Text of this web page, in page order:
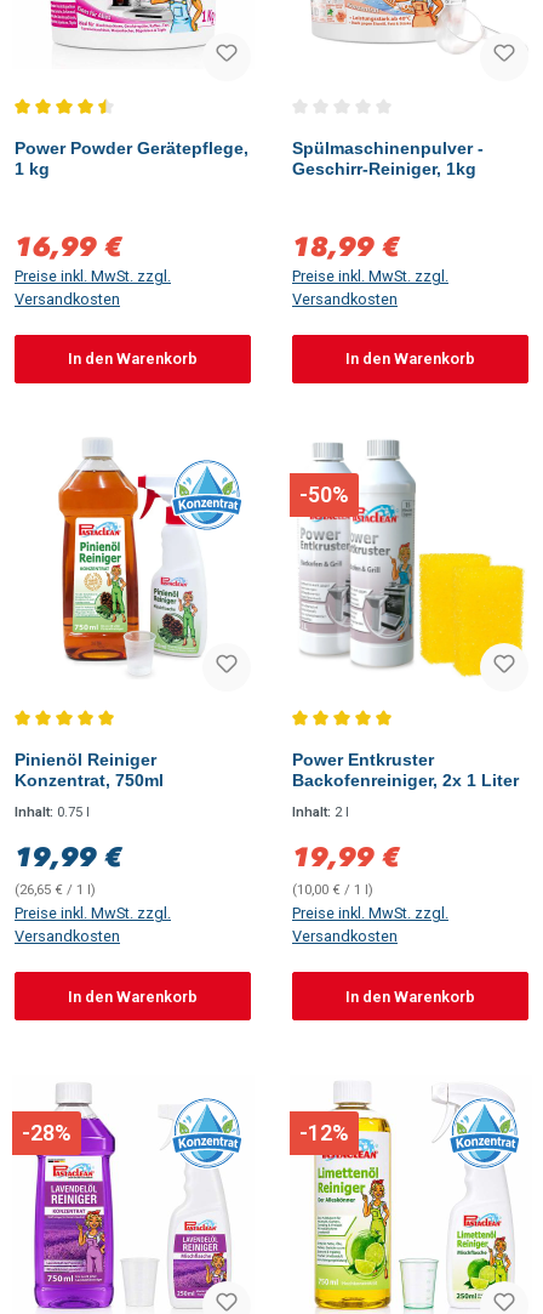
Power Powder Gerätepflege,
1 kg
Verkaufspreis:
16,99 €
Preise inkl. MwSt. zzgl.
Versandkosten
In den Warenkorb
Spülmaschinenpulver -
Geschirr-Reiniger, 1kg
Verkaufspreis:
18,99 €
Preise inkl. MwSt. zzgl.
Versandkosten
In den Warenkorb
Pinienöl Reiniger
Konzentrat, 750ml
Inhalt: 0.75 l
Regulärer Preis:
19,99 €
(26,65 € / 1 l)
Preise inkl. MwSt. zzgl.
Versandkosten
In den Warenkorb
-50%
Power Entkruster
Backofenreiniger, 2x 1 Liter
Inhalt: 2 l
Verkaufspreis:
19,99 €
(10,00 € / 1 l)
Preise inkl. MwSt. zzgl.
Versandkosten
In den Warenkorb
-28% -12%